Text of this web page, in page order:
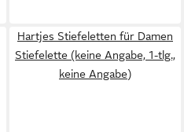
Hartjes Stiefeletten für Damen
Stiefelette (keine Angabe, 1-tlg.,
keine Angabe)